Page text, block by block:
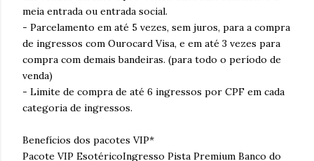
meia entrada ou entrada social.
- Parcelamento em até 5 vezes, sem juros, para a compra
de ingressos com Ourocard Visa, e em até 3 vezes para
compra com demais bandeiras. (para todo o período de
venda)
- Limite de compra de até 6 ingressos por CPF em cada
categoria de ingressos.
Benefícios dos pacotes VIP*
Pacote VIP EsotéricoIngresso Pista Premium Banco do